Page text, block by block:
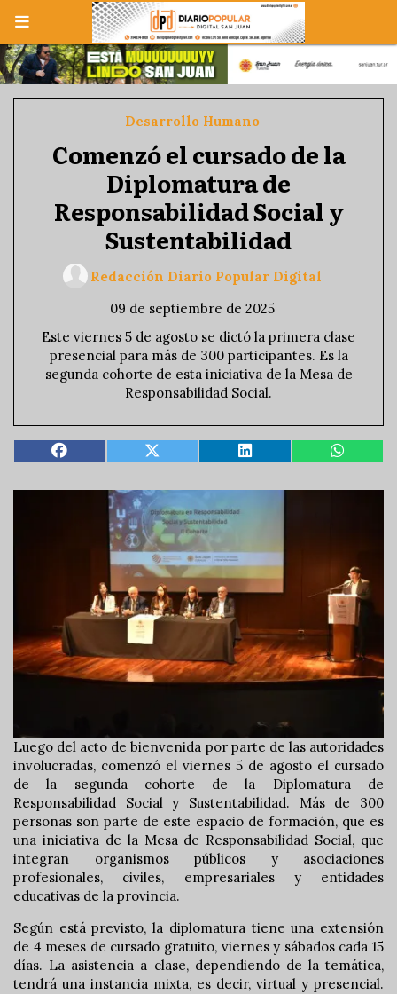
Comenzó el cursado de la
Diplomatura de
Responsabilidad Social y
Sustentabilidad
Este viernes 5 de agosto se dictó la primera clase
presencial para más de 300 participantes. Es la
segunda cohorte de esta iniciativa de la Mesa de
Responsabilidad Social.
Desarrollo Humano
09 de septiembre de 2025
Redacción Diario Popular Digital
Luego del acto de bienvenida por parte de las autoridades
involucradas, comenzó el viernes 5 de agosto el cursado
de la segunda cohorte de la Diplomatura de
Responsabilidad Social y Sustentabilidad. Más de 300
personas son parte de este espacio de formación, que es
una iniciativa de la Mesa de Responsabilidad Social, que
integran organismos públicos y asociaciones
profesionales, civiles, empresariales y entidades
educativas de la provincia.
Según está previsto, la diplomatura tiene una extensión
de 4 meses de cursado gratuito, viernes y sábados cada 15
días. La asistencia a clase, dependiendo de la temática,
tendrá una instancia mixta, es decir, virtual y presencial.